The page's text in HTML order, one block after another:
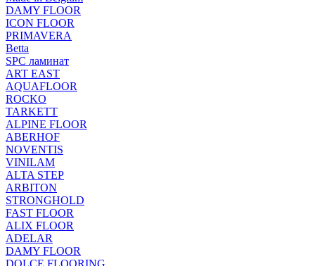
DAMY FLOOR
ICON FLOOR
PRIMAVERA
Betta
SPC ламинат
ART EAST
AQUAFLOOR
ROCKO
TARKETT
ALPINE FLOOR
ABERHOF
NOVENTIS
VINILAM
ALTA STEP
ARBITON
STRONGHOLD
FAST FLOOR
ALIX FLOOR
ADELAR
DAMY FLOOR
DOLCE FLOORING